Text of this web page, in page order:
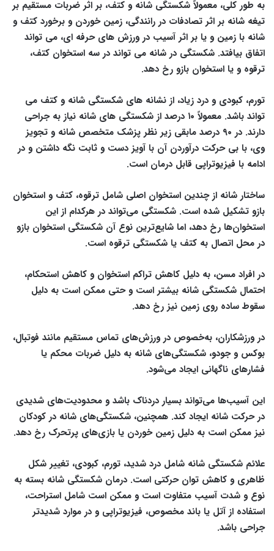
به طور کلی، معمولاً شکستگی شانه و کتف، بر اثر ضربات مستقیم بر
تیغه شانه بر اثر تصادفات در رانندگی، زمین خوردن و برخورد کتف و
شانه با زمین و یا بر اثر آسیب در ورزش های حرفه ای، می تواند
اتفاق بیافتد. شکستگی در شانه می تواند در سه استخوان کتف،
ترقوه و یا استخوان بازو رخ دهد.
تورم، کبودی و درد زیاد، از نشانه های شکستگی شانه و کتف می
تواند باشد. معمولاً ۱۰ درصد از شکستگی های شانه نیاز به جراحی
دارند. در ۹۰ درصد مابقی زیر نظر پزشک متخصص شانه و تجویز
وی، با بی حرکت درآوردن آن با آویز دست و ثابت نگه داشتن و در
ادامه با فیزیوتراپی قابل درمان است.
ساختار شانه از چندین استخوان اصلی شامل ترقوه، کتف و استخوان
بازو تشکیل شده است. شکستگی می‌تواند در هرکدام از این
استخوان‌ها رخ دهد، اما شایع‌ترین نوع آن شکستگی استخوان بازو
در محل اتصال به کتف یا شکستگی ترقوه است.
در افراد مسن، به دلیل کاهش تراکم استخوان و کاهش استحکام،
احتمال شکستگی شانه بیشتر است و حتی ممکن است به دلیل
سقوط ساده روی زمین نیز رخ دهد.
در ورزشکاران، به‌خصوص در ورزش‌های تماس مستقیم مانند فوتبال،
بوکس و جودو، شکستگی‌های شانه به دلیل ضربات محکم یا
فشارهای ناگهانی ایجاد می‌شود.
این آسیب‌ها می‌تواند بسیار دردناک باشد و محدودیت‌های شدیدی
در حرکت شانه ایجاد کند. همچنین، شکستگی‌های شانه در کودکان
نیز ممکن است به دلیل زمین خوردن یا بازی‌های پرتحرک رخ دهد.
علائم شکستگی شانه شامل درد شدید، تورم، کبودی، تغییر شکل
ظاهری و کاهش توان حرکتی است. درمان شکستگی شانه بسته به
نوع و شدت آسیب متفاوت است و ممکن است شامل استراحت،
استفاده از آتل یا باند مخصوص، فیزیوتراپی و در موارد شدیدتر
جراحی باشد.